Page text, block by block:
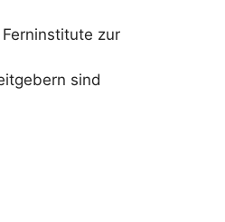
zur
sind